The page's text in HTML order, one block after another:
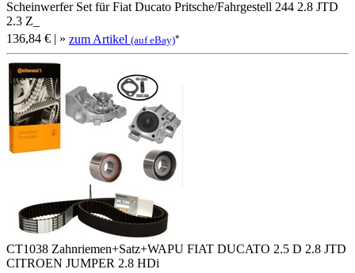
Scheinwerfer Set für Fiat Ducato Pritsche/Fahrgestell 244 2.8 JTD
2.3 Z_
136,84 € | » zum Artikel (auf eBay)*
CT1038 Zahnriemen+Satz+WAPU FIAT DUCATO 2.5 D 2.8 JTD
CITROEN JUMPER 2.8 HDi